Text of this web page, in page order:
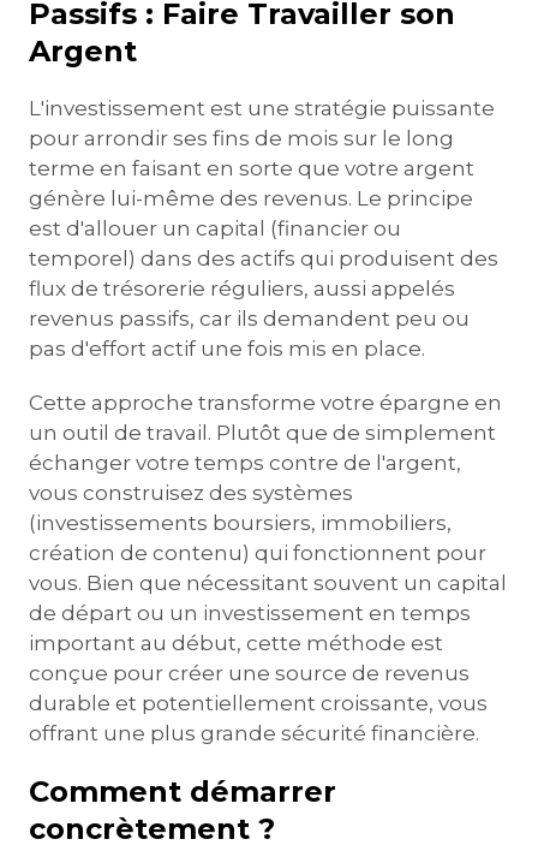
Passifs : Faire Travailler son
Argent
L'investissement est une stratégie puissante
pour arrondir ses fins de mois sur le long
terme en faisant en sorte que votre argent
génère lui-même des revenus. Le principe
est d'allouer un capital (financier ou
temporel) dans des actifs qui produisent des
flux de trésorerie réguliers, aussi appelés
revenus passifs, car ils demandent peu ou
pas d'effort actif une fois mis en place.
Cette approche transforme votre épargne en
un outil de travail. Plutôt que de simplement
échanger votre temps contre de l'argent,
vous construisez des systèmes
(investissements boursiers, immobiliers,
création de contenu) qui fonctionnent pour
vous. Bien que nécessitant souvent un capital
de départ ou un investissement en temps
important au début, cette méthode est
conçue pour créer une source de revenus
durable et potentiellement croissante, vous
offrant une plus grande sécurité financière.
Comment démarrer
concrètement ?